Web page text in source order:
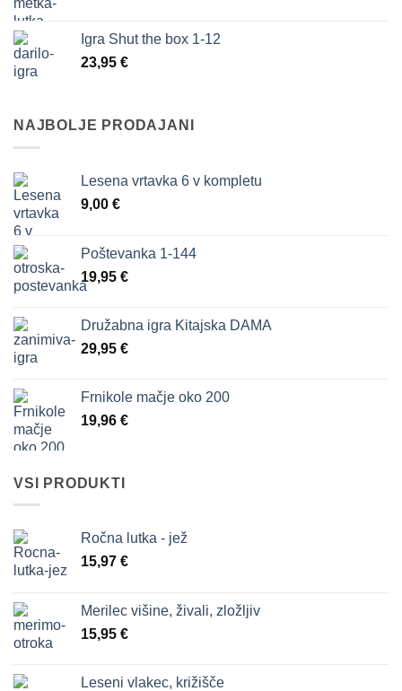
Igra Shut the box 1-12
23,95 €
NAJBOLJE PRODAJANI
Lesena vrtavka 6 v kompletu
9,00 €
Poštevanka 1-144
19,95 €
Družabna igra Kitajska DAMA
29,95 €
Frnikole mačje oko 200
19,96 €
VSI PRODUKTI
Ročna lutka - jež
15,97 €
Merilec višine, živali, zložljiv
15,95 €
Leseni vlakec, križišče